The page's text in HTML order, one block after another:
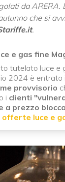
da
che si
.
e gas fine
tutelato luce e
2024 è entrato
provvisorio
i clienti
a prezzo
offerte luce e